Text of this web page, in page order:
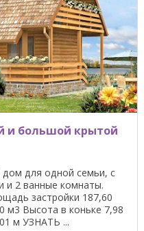
и большой крытой
дом для одной семьи, с
и 2 ванные комнаты.
застройки 187,60
м3 Высота в коньке 7,98
м УЗНАТЬ ...